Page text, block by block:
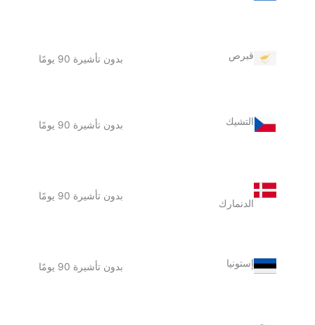
قبرص بدون تأشيرة 90 يومًا
التشيك بدون تأشيرة 90 يومًا
الدنمارك
بدون تأشيرة 90 يومًا
إستونيا بدون تأشيرة 90 يومًا